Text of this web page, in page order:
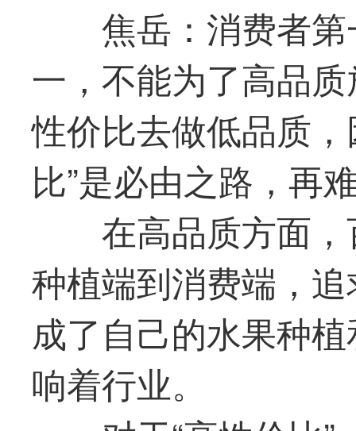
焦岳：消费者
一，不能为了高品
性价比去做低品质
比”是必由之路，再
在高品质方面
种植端到消费端，
成了自己的水果种
响着行业。